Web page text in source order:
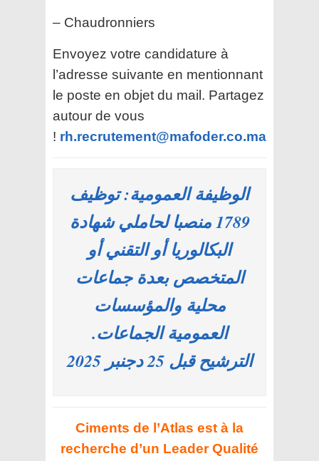
– Chaudronniers
Envoyez votre candidature à
l’adresse suivante en mentionnant
le poste en objet du mail. Partagez
autour de vous
! rh.recrutement@mafoder.co.ma
الوظيفة العمومية: توظيف
1789 منصبا لحاملي شهادة
البكالوريا أو التقني أو
المتخصص بعدة جماعات
محلية والمؤسسات
العمومية الجماعات.
الترشيح قبل 25 دجنبر 2025
Ciments de l’Atlas est à la
recherche d’un Leader Qualité